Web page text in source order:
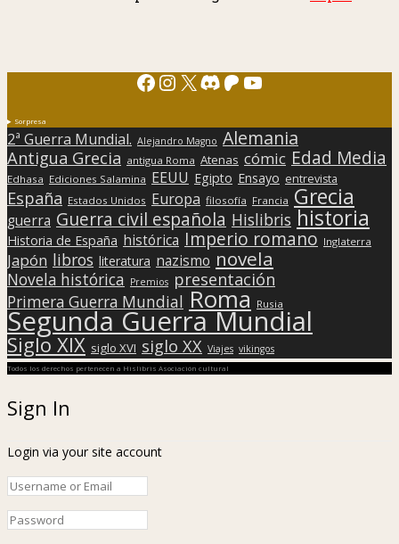
Facebook
Instagram
X Discord
Patreon
YouTube
Sorpresa
2ª Guerra Mundial. Alejandro Magno Alemania
Antigua Grecia antigua Roma Atenas cómic Edad Media
Edhasa Ediciones Salamina EEUU Egipto Ensayo entrevista
España Estados Unidos Europa filosofía Francia Grecia
guerra Guerra civil española Hislibris historia
Historia de España histórica Imperio romano Inglaterra
Japón libros literatura nazismo novela
Novela histórica Premios presentación
Primera Guerra Mundial Roma Rusia
Segunda Guerra Mundial
Siglo XIX siglo XVI siglo XX Viajes vikingos
Todos los derechos pertenecen a Hislibris Asociación cultural
Sign In
Login via your site account